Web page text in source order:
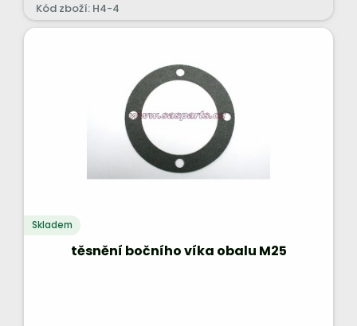
Kód zboží: H4-4
Skladem
těsnění bočního víka obalu M25